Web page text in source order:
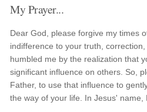
My Prayer...
Dear God, please forgive my times
indifference to your truth,
humbled me by the realization that
significant influence on others. So,
Father, to use that influence to
the way of your life. In Jesus' name,